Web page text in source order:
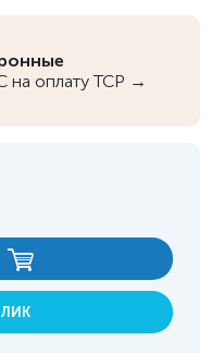
на оплату ТСР →